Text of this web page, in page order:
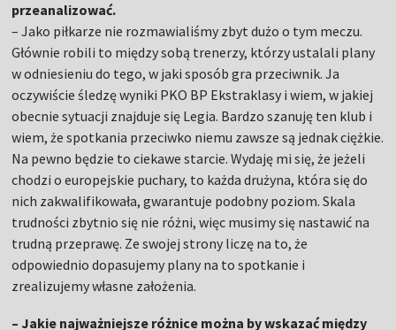
przeanalizować.
– Jako piłkarze nie rozmawialiśmy zbyt dużo o tym meczu.
Głównie robili to między sobą trenerzy, którzy ustalali plany
w odniesieniu do tego, w jaki sposób gra przeciwnik. Ja
oczywiście śledzę wyniki PKO BP Ekstraklasy i wiem, w jakiej
obecnie sytuacji znajduje się Legia. Bardzo szanuję ten klub i
wiem, że spotkania przeciwko niemu zawsze są jednak ciężkie.
Na pewno będzie to ciekawe starcie. Wydaję mi się, że jeżeli
chodzi o europejskie puchary, to każda drużyna, która się do
nich zakwalifikowała, gwarantuje podobny poziom. Skala
trudności zbytnio się nie różni, więc musimy się nastawić na
trudną przeprawę. Ze swojej strony liczę na to, że
odpowiednio dopasujemy plany na to spotkanie i
zrealizujemy własne założenia.
– Jakie najważniejsze różnice można by wskazać między